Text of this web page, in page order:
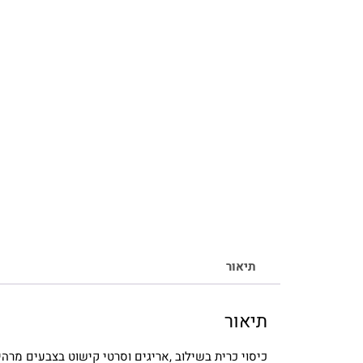
תיאור
תיאור
כיסוי כרית בשילוב ,אריגים וסרטי קישוט בצבעים